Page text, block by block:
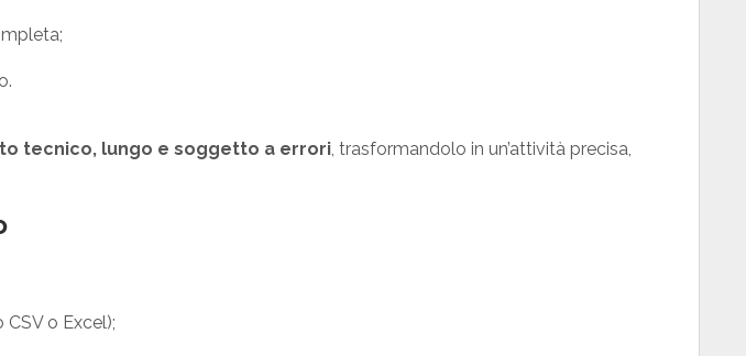
tecnico, lungo e soggetto a errori , trasformandolo in un’attività precisa,
o Excel);